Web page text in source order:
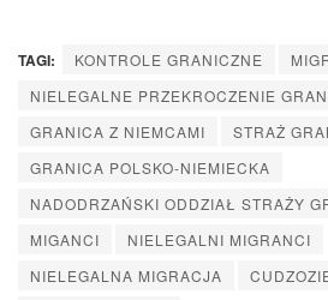
TAGI: KONTROLE GRANICZNE
NIELEGALNE PRZEKROCZENIE
GRANICA Z NIEMCAMI
STRAŻ
GRANICA POLSKO-NIEMIECKA
NADODRZAŃSKI ODDZIAŁ STRAŻY
MIGANCI
NIELEGALNI MIGRANCI
NIELEGALNA MIGRACJA